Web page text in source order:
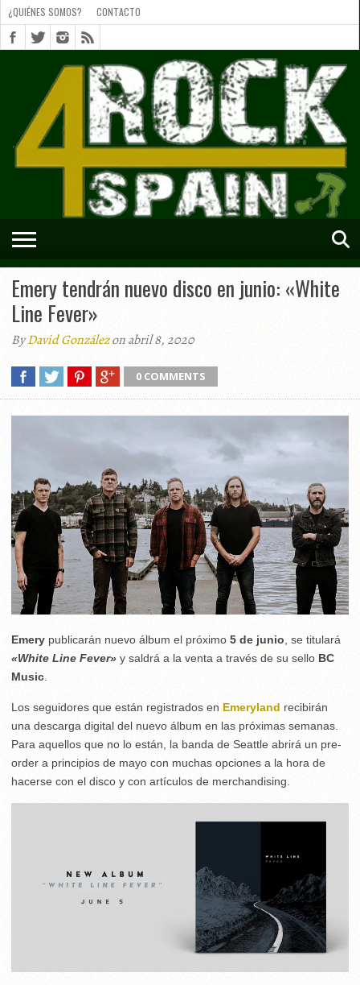
SOMOS?
CONTACTO
SHORTS
¿QUIÉNES SOMOS? CONTACTO
Emery tendrán nuevo disco en junio: «White
Line Fever»
ByDavid Gonzálezon abril 8, 2020
0 COMMENTS
Emery publicarán nuevo álbum el próximo 5 de junio , se titulará
«White Line Fever» y saldrá a la venta a través de su sello BC
Music
Los seguidores que están registrados en Emeryland recibirán
una descarga digital del nuevo álbum en las próximas semanas.
Para aquellos que no lo están, la banda de Seattle abrirá un pre-
order a principios de mayo con muchas opciones a la hora de
hacerse con el disco y con artículos de merchandising.